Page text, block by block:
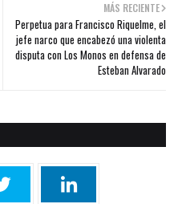
MÁS RECIENTE
Perpetua para Francisco Riquelme, el
jefe narco que encabezó una violenta
disputa con Los Monos en defensa de
Esteban Alvarado